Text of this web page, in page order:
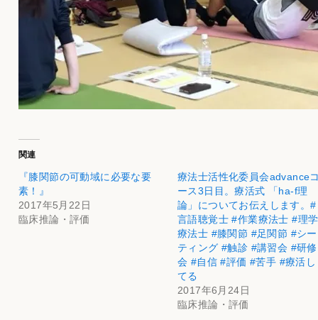
関連
『膝関節の可動域に必要な要
素！』
2017年5月22日
臨床推論・評価
療法士活性化委員会advance
ース3日目。療活式 「ha-f理
論」についてお伝えします。#
言語聴覚士 #作業療法士 #理学
療法士 #膝関節 #足関節 #シー
ティング #触診 #講習会 #研修
会 #自信 #評価 #苦手 #療活し
てる
2017年6月24日
臨床推論・評価